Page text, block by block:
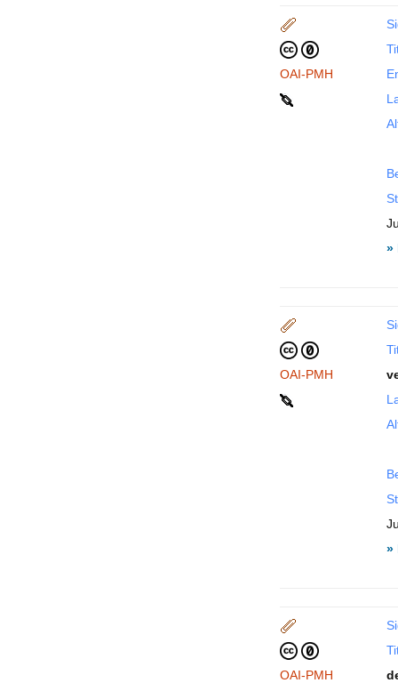
OAI-PMH
»
OAI-PMH
»
OAI-PMH